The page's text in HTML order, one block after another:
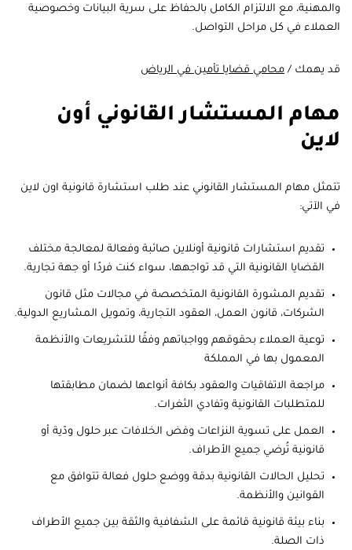
والمهنية، مع الالتزام الكامل بالحفاظ على سرية البيانات وخصوصية
العملاء في كل مراحل التواصل.
قد يهمك / محامي قضايا تأمين في الرياض
مهام المستشار القانوني أون
لاين
تتمثل مهام المستشار القانوني عند طلب استشارة قانونية اون لاين
في الآتي:
تقديم استشارات قانونية أونلاين صائبة وفعالة لمعالجة مختلف
القضايا القانونية التي قد تواجهها، سواء كنت فردًا أو جهة تجارية.
تقديم المشورة القانونية المتخصصة في مجالات مثل قانون
الشركات، قانون العمل، العقود التجارية، وتمويل المشاريع الدولية.
توعية العملاء بحقوقهم وواجباتهم وفقًا للتشريعات والأنظمة
المعمول بها في المملكة
مراجعة الاتفاقيات والعقود بكافة أنواعها لضمان مطابقتها
للمتطلبات القانونية وتفادي الثغرات.
العمل على تسوية النزاعات وفض الخلافات عبر حلول ودّية أو
قانونية تُرضي جميع الأطراف.
تحليل الحالات القانونية بدقة ووضع حلول فعالة تتوافق مع
القوانين والأنظمة.
بناء بيئة قانونية قائمة على الشفافية والثقة بين جميع الأطراف
ذات الصلة.